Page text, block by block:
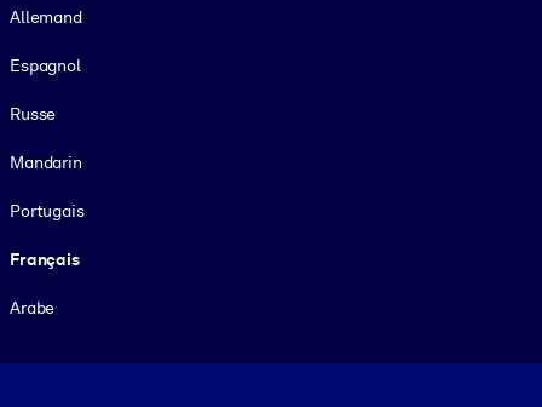
Allemand
Espagnol
Russe
Mandarin
Portugais
Français
Arabe